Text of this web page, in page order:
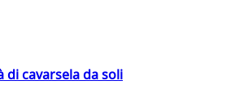
di cavarsela da soli